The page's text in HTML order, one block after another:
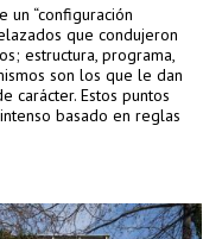
“configuración
que condujeron
estructura, programa,
son los que le dan
carácter. Estos puntos
basado en reglas